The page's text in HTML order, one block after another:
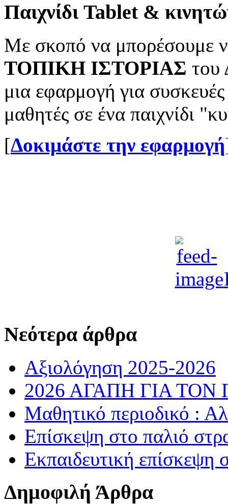
Παιχνίδι Tablet &
Με σκοπό να μπορέσουμε
ΤΟΠΙΚΗ ΙΣΤΟΡΙΑΣ του
μια εφαρμογή για
μαθητές σε ένα παιχνίδι
[Δοκιμάστε την εφαρμογή
Νεότερα άρθρα
Αξιολόγηση 2025-2026
2026 ΑΓΑΠΗ ΓΙΑ
Μαθητικό περιοδικό :
Επίσκεψη στο παλιό
Εκπαιδευτική επίσκεψη
Δημοφιλή Άρθρα